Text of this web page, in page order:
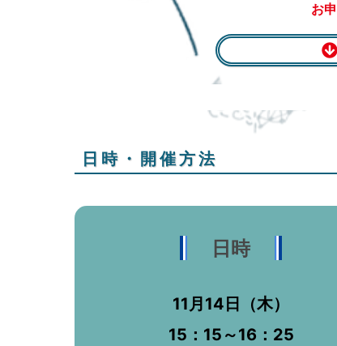
お
日時・開催方法
日時
11月14日（木）
15：15～16：25